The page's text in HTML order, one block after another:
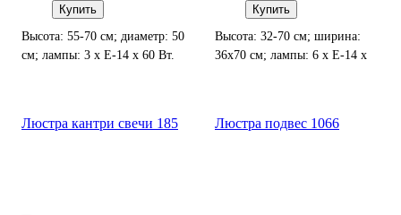
Купить
Высота: 55-70 см; диаметр: 50
см; лампы: 3 х Е-14 х 60 Вт.
Купить
Высота: 32-70 см; ширина:
36х70 см; лампы: 6 х Е-14 х
Люстра кантри свечи 185 Люстра подвес 1066